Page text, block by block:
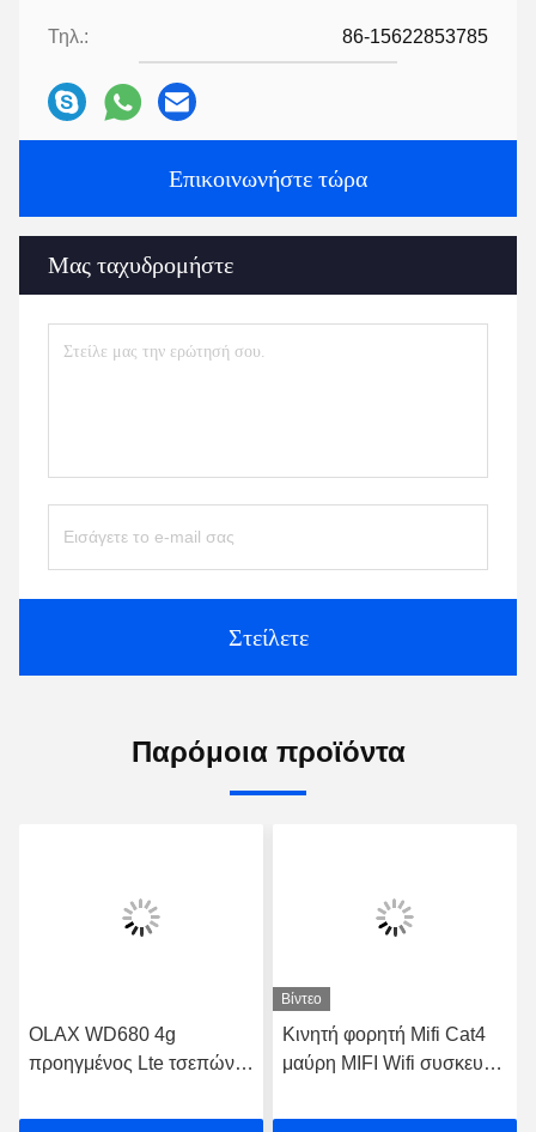
Τηλ.: 86-15622853785
Επικοινωνήστε τώρα
Μας ταχυδρομήστε
Στείλετε
Παρόμοια προϊόντα
OLAX WD680 4g
προηγμένος Lte τσεπών
Wifi δρομολογητών
Βίντεο
Κινητή φορητή Mifi Cat4
μαύρη MIFI Wifi συσκευή
MF982